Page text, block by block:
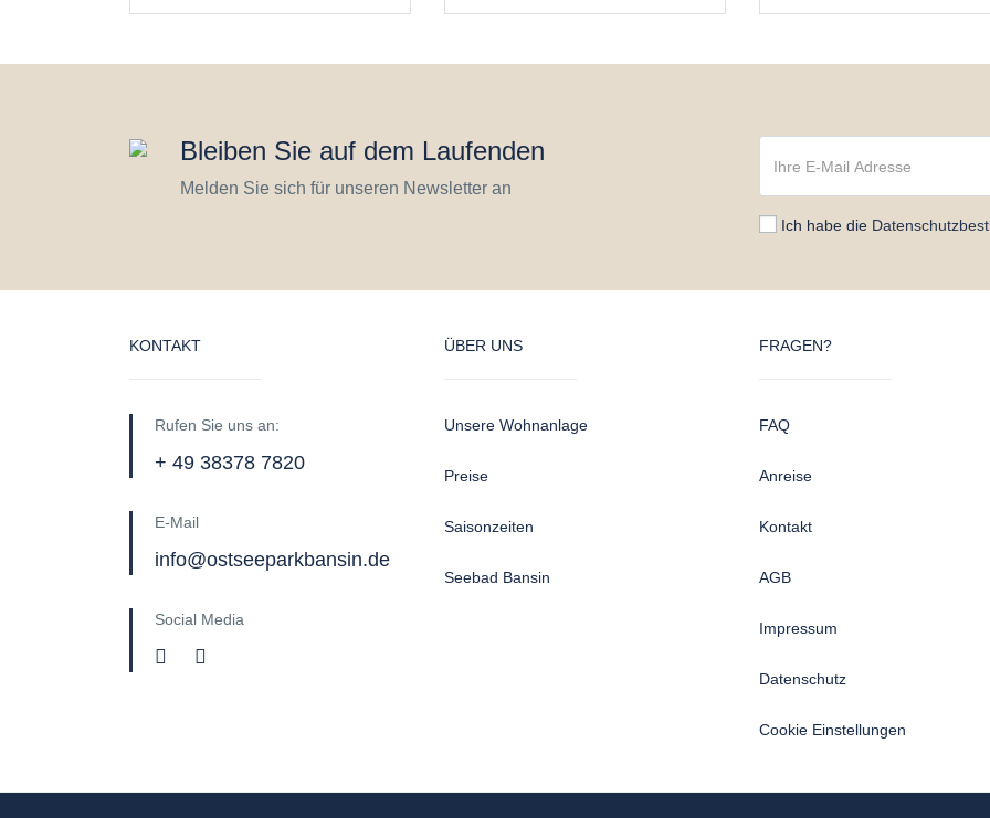
Bleiben Sie auf dem Laufenden
Melden Sie sich für unseren Newsletter an
Ich habe die
KONTAKT
Rufen Sie uns an:
+ 49 38378 7820
E-Mail
info@ostseeparkbansin.de
Social Media
ÜBER UNS
Unsere Wohnanlage
Preise
Saisonzeiten
Seebad Bansin
FRAGEN?
FAQ
Anreise
Kontakt
AGB
Impressum
Datenschutz
Cookie Einstellungen